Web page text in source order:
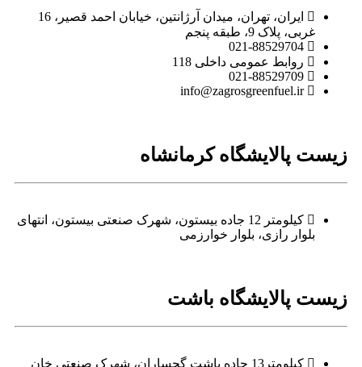
ایران، تهران، میدان آرژانتین، خیابان احمد قصیر، 16
غربی، پلاک 9، طبقه پنجم
021-88529704
روابط عمومی داخلی 118
021-88529709
info@zagrosgreenfuel.ir​
زیست پالایشگاه کرمانشاه
کیلومتر 12 جاده بیستون، شهرک صنعتی بیستون، انتهای
بلوار رازی، بلوار خوارزمی
زیست پالایشگاه باشت
کیلومتر13 جاده باشت گچساران، شهرک صنعتی خان